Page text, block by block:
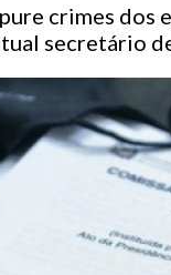
crimes dos
secretário